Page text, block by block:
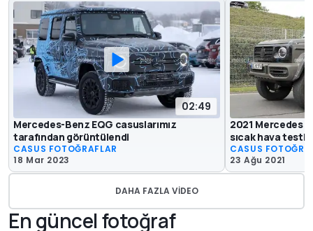
02:49
Mercedes-Benz EQG casuslarımız
tarafından görüntülendi
CASUS FOTOĞRAFLAR
18 Mar 2023
2021 Mercedes
sıcak hava
CASUS
23 Ağu 2021
DAHA FAZLA VIDEO
En güncel fotoğraf